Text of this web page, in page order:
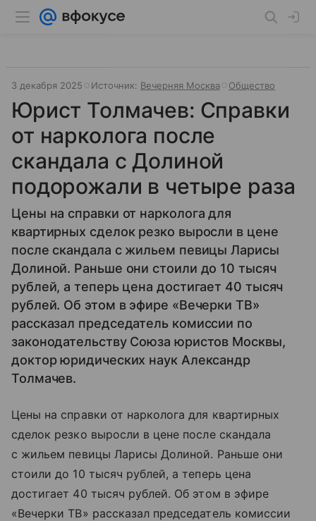
3 декабря 2025 Источник: Вечерняя Москва Общество
Юрист Толмачев: Справки
от нарколога после
скандала с Долиной
подорожали в четыре раза
Цены на справки от нарколога для
квартирных сделок резко выросли в цене
после скандала с жильем певицы Ларисы
Долиной. Раньше они стоили до 10 тысяч
рублей, а теперь цена достигает 40 тысяч
рублей. Об этом в эфире «Вечерки ТВ»
рассказал председатель комиссии по
законодательству Союза юристов Москвы,
доктор юридических наук Александр
Толмачев.
Цены на справки от нарколога для квартирных
сделок резко выросли в цене после скандала
с жильем певицы Ларисы Долиной. Раньше они
стоили до 10 тысяч рублей, а теперь цена
достигает 40 тысяч рублей. Об этом в эфире
«Вечерки ТВ» рассказал председатель комиссии